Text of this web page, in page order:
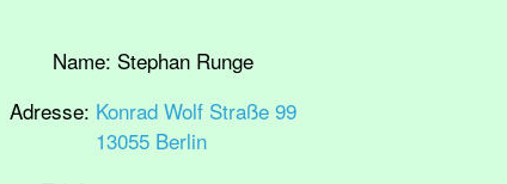
Name: Stephan Runge
Adresse: Konrad Wolf Straße 99
13055 Berlin